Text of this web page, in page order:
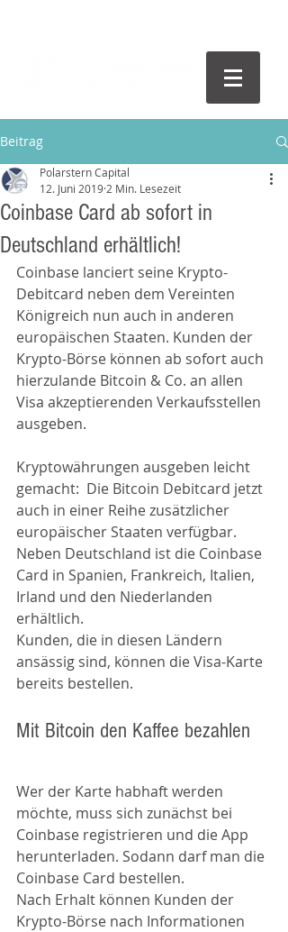
Beitrag
Coinbase Card ab sofort in
Deutschland erhältlich!
Polarstern Capital
12. Juni 2019 2 Min. Lesezeit
Coinbase lanciert seine Krypto-
Debitcard neben dem Vereinten
Königreich nun auch in anderen
europäischen Staaten. Kunden der
Krypto-Börse können ab sofort auch
hierzulande Bitcoin & Co. an allen
Visa akzeptierenden Verkaufsstellen
ausgeben.
Kryptowährungen ausgeben leicht
gemacht:  Die Bitcoin Debitcard jetzt
auch in einer Reihe zusätzlicher
europäischer Staaten verfügbar.
Neben Deutschland ist die Coinbase
Card in Spanien, Frankreich, Italien,
Irland und den Niederlanden
erhältlich.
Kunden, die in diesen Ländern
ansässig sind, können die Visa-Karte
bereits bestellen.
Mit Bitcoin den Kaffee bezahlen
Wer der Karte habhaft werden
möchte, muss sich zunächst bei
Coinbase registrieren und die App
herunterladen. Sodann darf man die
Coinbase Card bestellen.
Nach Erhalt können Kunden der
Krypto-Börse nach Informationen